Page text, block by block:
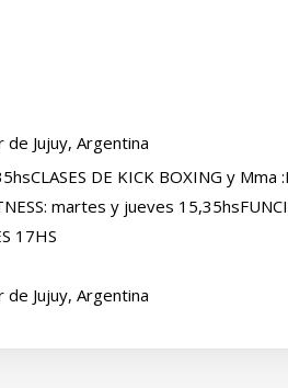
de Jujuy, Argentina
DE KICK BOXING y
martes y jueves
17HS
de Jujuy, Argentina